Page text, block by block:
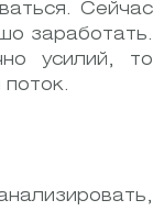
Сейчас
заработать.
усилий, то